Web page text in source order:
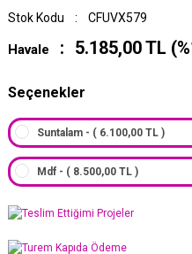
Stok Kodu
CFUVX579
Havale 5.185,00 TL
Seçenekler
Suntalam - ( 6.100,00 TL )
Mdf - ( 8.500,00 TL )